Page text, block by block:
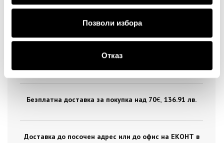
Позволи избора
Отказ
ДОСТАВКА
Стандартна доставка на цена от 5
Безплатна доставка за покупка над 70€ , 136.91 лв.
Доставка до посочен адрес или до офис на ЕКОНТ в